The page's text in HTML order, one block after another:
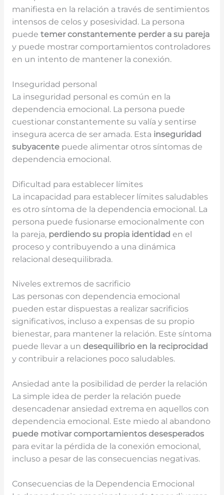
manifiesta en la relación a través de sentimientos
intensos de celos y posesividad. La persona
puede temer constantemente perder a su pareja
y puede mostrar comportamientos controladores
en un intento de mantener la conexión.
Inseguridad personal
La inseguridad personal es común en la
dependencia emocional. La persona puede
cuestionar constantemente su valía y sentirse
insegura acerca de ser amada. Esta inseguridad
subyacentepuede alimentar otros síntomas de
dependencia emocional.
Dificultad para establecer límites
La incapacidad para establecer límites saludables
es otro síntoma de la dependencia emocional. La
persona puede fusionarse emocionalmente con
la pareja, perdiendo su propia identidad en el
proceso y contribuyendo a una dinámica
relacional desequilibrada.
Niveles extremos de sacrificio
Las personas con dependencia emocional
pueden estar dispuestas a realizar sacrificios
significativos, incluso a expensas de su propio
bienestar, para mantener la relación. Este síntoma
puede llevar a un desequilibrio en la reciprocidad
y contribuir a relaciones poco saludables.
Ansiedad ante la posibilidad de perder la relación
La simple idea de perder la relación puede
desencadenar ansiedad extrema en aquellos con
dependencia emocional. Este miedo al abandono
puede motivar comportamientos desesperados
para evitar la pérdida de la conexión emocional,
incluso a pesar de las consecuencias negativas.
Consecuencias de la Dependencia Emocional